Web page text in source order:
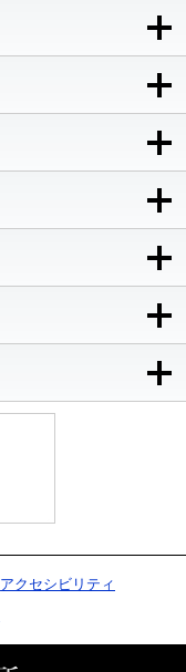
アクセシビリティ